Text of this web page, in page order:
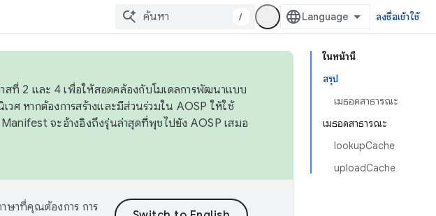
/ ลงชื่อเข้าใช้
ในหน้านี้
สรุป
เมธอดสาธารณะ
เมธอดสาธารณะ
lookupCache
uploadCache
สที่ 2 และ 4 เพื่อให้สอดคล้องกับโมเดลการพัฒนาแบบ
ศ หากต้องการสร้างและมีส่วนร่วมใน AOSP ให้ใช้
Manifest จะอ้างอิงถึงรุ่นล่าสุดที่พุชไปยัง AOSP เสมอ
ษาที่คุณต้องการ การ